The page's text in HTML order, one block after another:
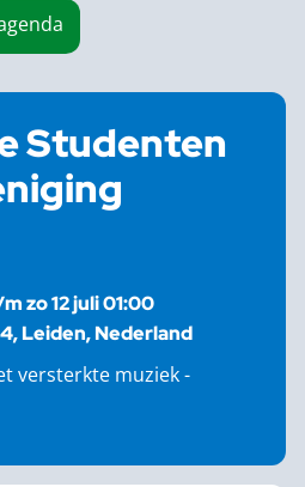
Studenten
zo 12 juli 01:00
Leiden, Nederland
versterkte muziek -